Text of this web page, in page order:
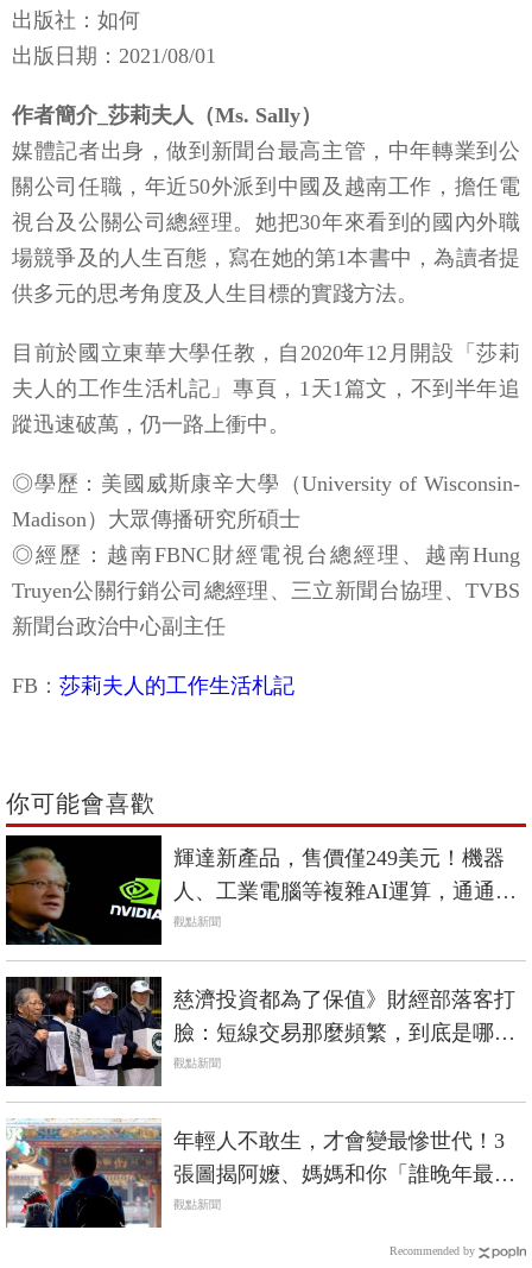
出版社：如何
出版日期：2021/08/01
作者簡介_莎莉夫人（Ms. Sally）
媒體記者出身，做到新聞台最高主管，中年轉業到公
關公司任職，年近50外派到中國及越南工作，擔任電
視台及公關公司總經理。她把30年來看到的國內外職
場競爭及的人生百態，寫在她的第1本書中，為讀者提
供多元的思考角度及人生目標的實踐方法。
目前於國立東華大學任教，自2020年12月開設「莎莉
夫人的工作生活札記」專頁，1天1篇文，不到半年追
蹤迅速破萬，仍一路上衝中。
◎學歷：美國威斯康辛大學（University of Wisconsin-
Madison）大眾傳播研究所碩士
◎經歷：越南FBNC財經電視台總經理、越南Hung
Truyen公關行銷公司總經理、三立新聞台協理、TVBS
新聞台政治中心副主任
FB： 莎莉夫人的工作生活札記
你可能會喜歡
輝達新產品，售價僅249美元！機器
人、工業電腦等複雜AI運算，通通可
以完成
觀點新聞
慈濟投資都為了保值》財經部落客打
臉：短線交易那麼頻繁，到底是哪裡
穩健？
觀點新聞
年輕人不敢生，才會變最慘世代！3
張圖揭阿嬤、媽媽和你「誰晚年最淒
涼」
觀點新聞
Recommended by